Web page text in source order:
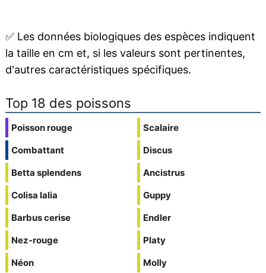
✅Les données biologiques des espèces indiquent
la taille en cm et, si les valeurs sont pertinentes,
d'autres caractéristiques spécifiques.
Top 18 des poissons
Poisson rouge
Combattant
Betta splendens
Colisa lalia
Barbus cerise
Nez-rouge
Néon
Scalaire
Discus
Ancistrus
Guppy
Endler
Platy
Molly